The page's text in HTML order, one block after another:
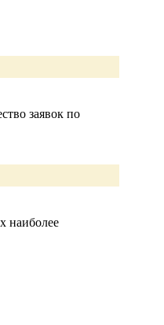
заявок по
наиболее